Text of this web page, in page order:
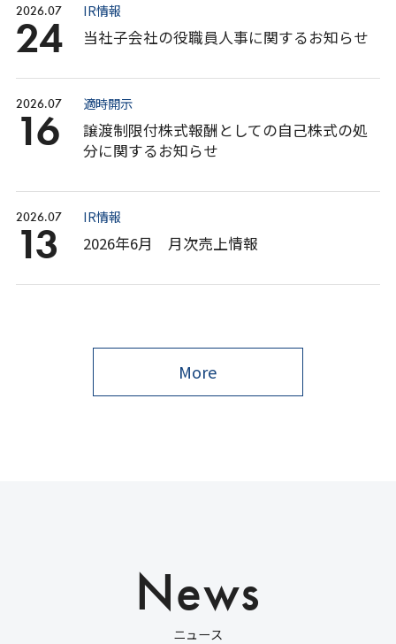
2026.07
24
IR情報
当社子会社の役職員人事に関するお知らせ
2026.07
16
適時開示
譲渡制限付株式報酬としての自己株式の処
分に関するお知らせ
2026.07
13
IR情報
2026年6月 月次売上情報
More
News
ニュース